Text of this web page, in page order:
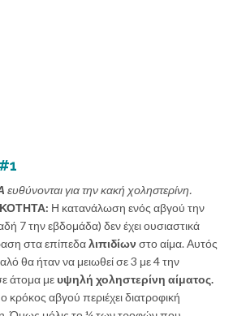
ευθύνονται για την κακή χοληστερίνη.
Η κατανάλωση ενός αβγού την
7 την εβδομάδα) δεν έχει ουσιαστικά
στα επίπεδαλιπιδίων στο αίμα. Αυτός
θα ήταν να μειωθεί σε 3 με 4 την
άτομα με υψηλή χοληστερίνη αίματος.
κρόκος αβγού περιέχει διατροφική